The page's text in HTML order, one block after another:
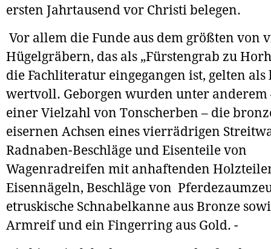
ersten Jahrtausend vor Christi belegen.
Vor allem die Funde aus dem größten von
Hügelgräbern, das als „Fürstengrab zu
die Fachliteratur eingegangen ist, gelten als
wertvoll. Geborgen wurden unter anderem
einer Vielzahl von Tonscherben – die
eisernen Achsen eines vierrädrigen
Radnaben-Beschläge und Eisenteile von
Wagenradreifen mit anhaftenden
Eisennägeln, Beschläge von
etruskische Schnabelkanne aus Bronze
Armreif und ein Fingerring aus Gold. -